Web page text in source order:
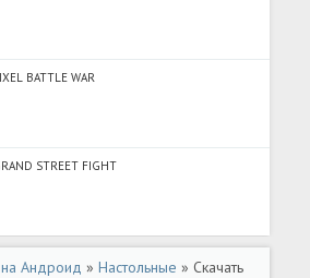
BATTLE WAR
STREET FIGHT
Андроид »Настольные » Скачать